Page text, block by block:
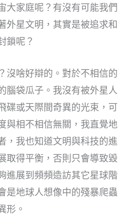
大家庭呢？有沒有可能我們
外星文明，其實是被追求和
鎖呢？
沒啥好辯的。對於不相信的
腦袋瓜子。我沒有被外星人
碟或天際間奇異的光束，可
與相不相信無關，我直覺地
，我也知道文明與科技的進
取得平衡，否則只會導致毀
進展到頻頻造訪其它星球階
是地球人想像中的殘暴爬蟲
形。